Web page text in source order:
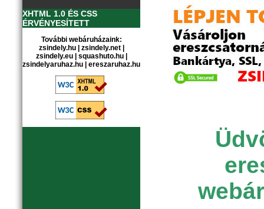
XHTML 1.0 ÉS CSS
ÉRVÉNYESÍTETT
További webáruházaink:
zsindely.hu| zsindely.net|
zsindely.eu| squashuto.hu|
zsindelyaruhaz.hu
ereszaruhaz.hu